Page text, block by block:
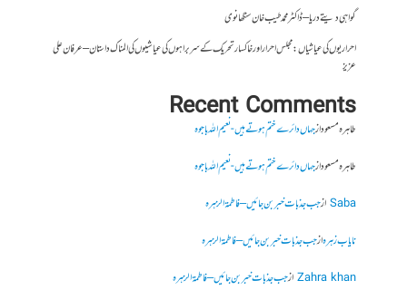
گواہی دیتے دریا – ڈاکٹر محمد طیب خان سنگھانوی
احراریوں کی عیاشیاں : مجلس احرار اور خاکسار تحریک کے سربراہوں کی عیاشیوں کی المناک داستان – عرفان علی
عزیز
Recent Comments
طاہرہ مسعودازجہاں دائرے ختم ہوتے ہیں- نعیم اللہ باجوہ
طاہرہ مسعودازجہاں دائرے ختم ہوتے ہیں- نعیم اللہ باجوہ
Sabaازجب جذبات خبر بن جائیں – فاطمۃالزہرہ
نایاب زہرہازجب جذبات خبر بن جائیں – فاطمۃالزہرہ
Zahra khanازجب جذبات خبر بن جائیں – فاطمۃالزہرہ